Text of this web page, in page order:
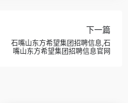
下一篇
石嘴山东方希望集团招聘信息,石
嘴山东方希望集团招聘信息官网